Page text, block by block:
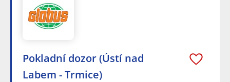
Pokladní dozor (Ústí nad
Labem - Trmice)